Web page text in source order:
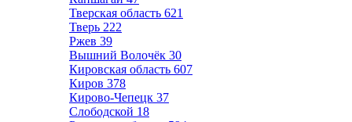
Тверская область 621
Тверь 222
Ржев 39
Вышний Волочёк 30
Кировская область 607
Киров 378
Кирово-Чепецк 37
Слободской 18